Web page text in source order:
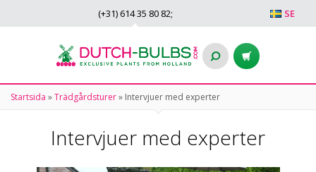
SE
(+31) 614 35 80 82;
Startsida »Trädgårdsturer» Intervjuer med experter
Intervjuer med experter